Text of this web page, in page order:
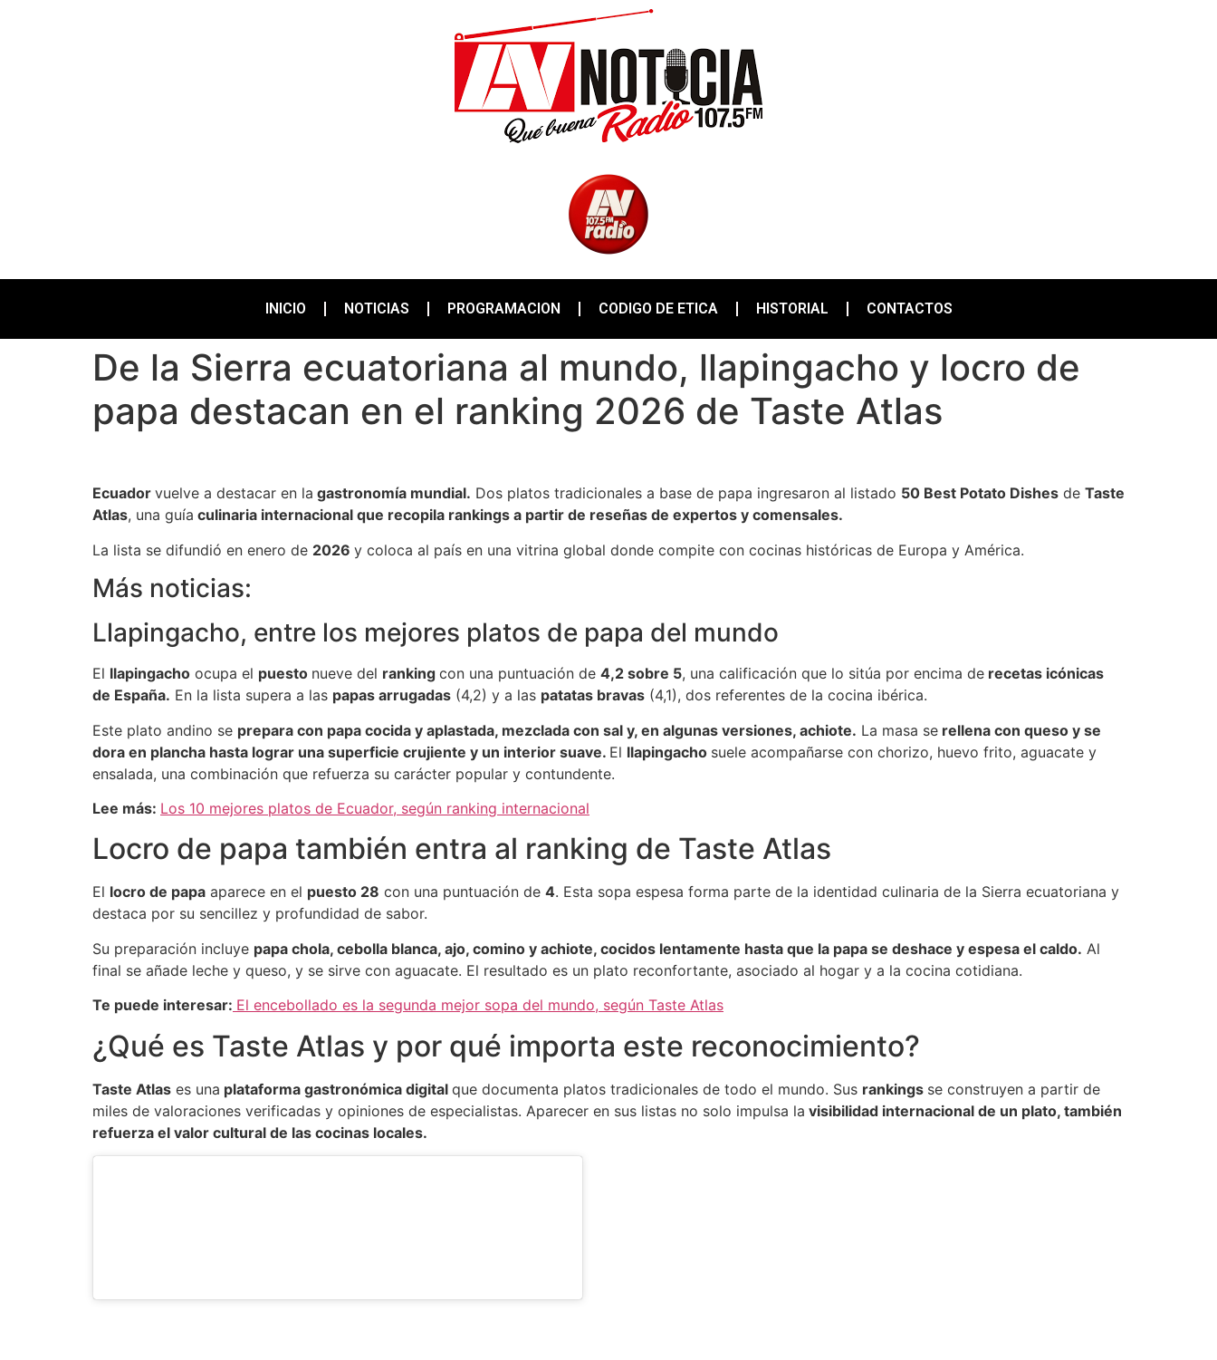
INICIO NOTICIAS PROGRAMACION CODIGO DE ETICA HISTORIAL CONTACTOS
De la Sierra ecuatoriana al mundo, llapingacho y locro de
papa destacan en el ranking 2026 de Taste Atlas
Ecuador vuelve a destacar en la gastronomía mundial. Dos platos tradicionales a base de papa ingresaron al listado 50 Best Potato Dishes de Taste
Atlas, una guía culinaria internacional que recopila rankings a partir de reseñas de expertos y comensales.
La lista se difundió en enero de 2026 y coloca al país en una vitrina global donde compite con cocinas históricas de Europa y América.
Más noticias:
Llapingacho, entre los mejores platos de papa del mundo
El llapingacho ocupa el puesto nueve del ranking con una puntuación de 4,2 sobre 5, una calificación que lo sitúa por encima de recetas icónicas
de España. En la lista supera a las papas arrugadas (4,2) y a las patatas bravas (4,1), dos referentes de la cocina ibérica.
Este plato andino se prepara con papa cocida y aplastada, mezclada con sal y, en algunas versiones, achiote. La masa se rellena con queso y se
dora en plancha hasta lograr una superficie crujiente y un interior suave. El llapingacho suele acompañarse con chorizo, huevo frito, aguacate y
ensalada, una combinación que refuerza su carácter popular y contundente.
Lee más: Los 10 mejores platos de Ecuador, según ranking internacional
Locro de papa también entra al ranking de Taste Atlas
El locro de papa aparece en el puesto 28 con una puntuación de 4. Esta sopa espesa forma parte de la identidad culinaria de la Sierra ecuatoriana y
destaca por su sencillez y profundidad de sabor.
Su preparación incluye papa chola, cebolla blanca, ajo, comino y achiote, cocidos lentamente hasta que la papa se deshace y espesa el caldo. Al
final se añade leche y queso, y se sirve con aguacate. El resultado es un plato reconfortante, asociado al hogar y a la cocina cotidiana.
Te puede interesar: El encebollado es la segunda mejor sopa del mundo, según Taste Atlas
¿Qué es Taste Atlas y por qué importa este reconocimiento?
Taste Atlas es una plataforma gastronómica digital que documenta platos tradicionales de todo el mundo. Sus rankings se construyen a partir de
miles de valoraciones verificadas y opiniones de especialistas. Aparecer en sus listas no solo impulsa la visibilidad internacional de un plato, también
refuerza el valor cultural de las cocinas locales.